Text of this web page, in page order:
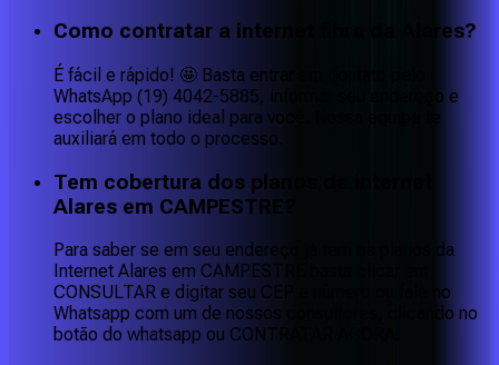
Como contratar a internet fibra da Alares?
É fácil e rápido! 🤩 Basta entrar em contato pelo
WhatsApp (19) 4042-5885, informar seu endereço e
escolher o plano ideal para você. Nossa equipe te
auxiliará em todo o processo.
Tem cobertura dos planos de internet
Alares em CAMPESTRE?
Para saber se em seu endereço já tem os planos da
Internet Alares em CAMPESTRE basta clicar em
CONSULTAR e digitar seu CEP e número ou fale no
Whatsapp com um de nossos consultores, clicando no
botão do whatsapp ou CONTRATAR AGORA.